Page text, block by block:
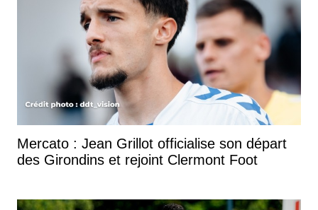
Mercato : Jean Grillot officialise son départ
des Girondins et rejoint Clermont Foot